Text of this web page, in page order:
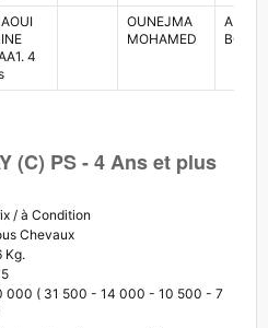
4
OUNEJMA
MOHAMED
(C) PS - 4 Ans et plus
/ à Condition
Chevaux
Kg.
000 ( 31 500 - 14 000 - 10 500 - 7